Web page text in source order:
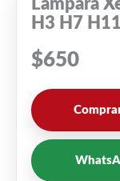
Lampara
H3 H7
$650